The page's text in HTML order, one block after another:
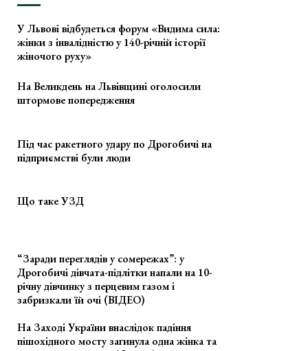
У Львові відбудеться форум «Видима сила:
жінки з інвалідністю у 140-річній історії
жіночого руху»
На Великдень на Львівщині оголосили
штормове попередження
Під час ракетного удару по Дрогобичі на
підприємстві були люди
Що таке УЗД
“Заради переглядів у сомережах”: у
Дрогобичі дівчата-підлітки напали на 10-
річну дівчинку з перцевим газом і
забризкали їй очі (ВІДЕО)
На Заході України внаслідок падіння
пішохідного мосту загинула одна жінка та